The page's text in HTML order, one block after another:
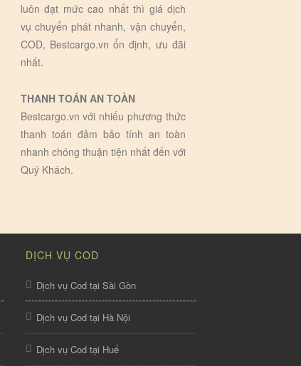
luôn đạt mức cao nhất thì giá dịch
vụ chuyển phát nhanh, vận chuyển,
COD, Bestcargo.vn ổn định, ưu đãi
nhất.
THANH TOÁN AN TOÀN
Bestcargo.vn với nhiếu phương thức
thanh toán đảm bảo tính an toàn
nhanh chóng thuận tiện nhất đến với
Quý Khách.
DỊCH VỤ COD
Dịch vụ Cod tại Sài Gòn
Dịch vụ Cod tại Hà Nội
Dịch vụ Cod tại Huế